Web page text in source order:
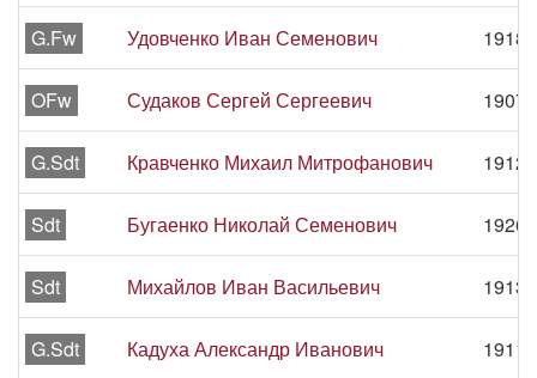
G.Fw Удовченко Иван Семенович 1918
OFw Судаков Сергей Сергеевич 1907
G.Sdt Кравченко Михаил Митрофанович 1912
Sdt Бугаенко Николай Семенович 1926
Sdt Михайлов Иван Васильевич 1913
G.Sdt Кадуха Александр Иванович 1911